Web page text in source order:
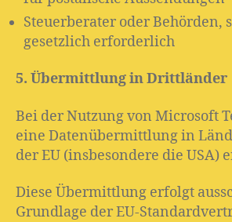
Steuerberater oder Behörden,
gesetzlich erforderlich
5. Übermittlung in Drittländer
Bei der Nutzung von Microsoft
eine Datenübermittlung in
der EU (insbesondere die USA)
Diese Übermittlung erfolgt
Grundlage der EU-